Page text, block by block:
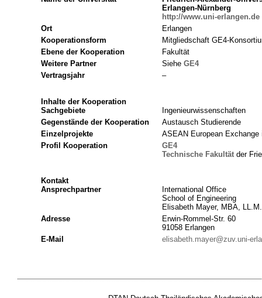
Erlangen-Nürnberg
http://www.uni-erlangen.de
Ort
Erlangen
Kooperationsform
Mitgliedschaft GE4-
Ebene der Kooperation
Fakultät
Weitere Partner
Siehe GE4
Vertragsjahr
–
Inhalte der Kooperation
Sachgebiete
Ingenieurwissenschaften
Gegenstände der Kooperation
Austausch Studierende
Einzelprojekte
ASEAN European Exchange
Profil Kooperation
GE4
TechnischeFakultätder
Kontakt
Ansprechpartner
International Office
School of Engineering
Elisabeth Mayer, MBA, LL.M.
Adresse
Erwin-Rommel-Str. 60
91058 Erlangen
E-Mail
elisabeth.mayer@zuv.uni-